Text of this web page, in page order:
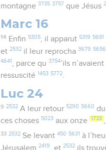
montagne3735 3757 que Jésus
Marc 16
14 Enfin 5305, il apparut 5319 5681
et2532 il leur reprocha3679 5656
4641 , parce qu3754’ils
ressuscité 1453 5772.
Luc 24
9 2532A leur retour 5290 5660 du
ces choses 5023 aux onze 1733
33 2532Se levant 450 5631 à
Jérusalem2419 , et2532 ils